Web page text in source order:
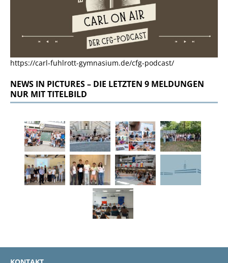
https://carl-fuhlrott-gymnasium.de/cfg-podcast/
NEWS IN PICTURES – DIE LETZTEN 9 MELDUNGEN
NUR MIT TITELBILD